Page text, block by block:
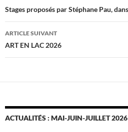
des
articles
Stages proposés par Stéphane Pau,
ARTICLE SUIVANT
ART EN LAC 2026
ACTUALITÉS : MAI-JUIN-JUILLET 2026